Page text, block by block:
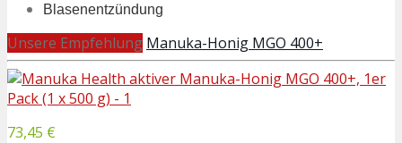
Blasenentzündung
Unsere Empfehlung Manuka-Honig MGO 400+
73,45 €